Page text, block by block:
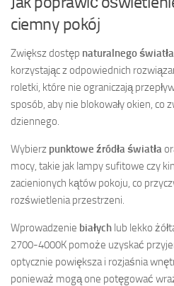
ciemny pokój
Zwiększ dostęp naturalnego światła
korzystając z odpowiednich
roletki, które nie ograniczają
sposób, aby nie blokowały okien, co
dziennego.
Wybierz punktowe źródła światła
mocy, takie jak lampy sufitowe czy
zacienionych kątów pokoju, co
rozświetlenia przestrzeni.
Wprowadzenie białych lub lekko
2700-4000K pomoże uzyskać
optycznie powiększa i rozjaśnia
ponieważ mogą one potęgować